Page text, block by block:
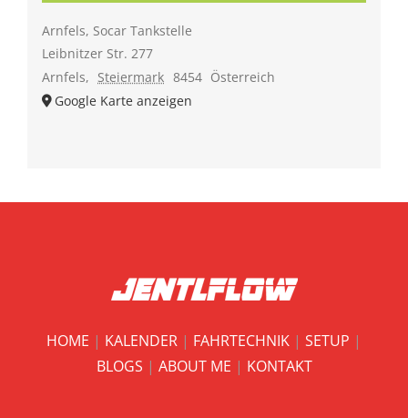
Arnfels, Socar Tankstelle
Leibnitzer Str. 277
Arnfels, Steiermark 8454 Österreich
Google Karte anzeigen
HOME | KALENDER | FAHRTECHNIK | SETUP |
BLOGS | ABOUT ME | KONTAKT